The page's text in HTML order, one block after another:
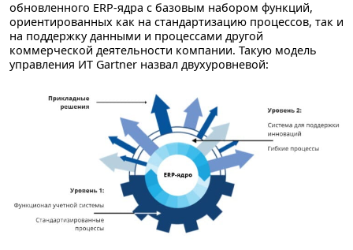
обновленного ERP-ядра с базовым набором функций,
ориентированных как на стандартизацию процессов, так и
на поддержку данными и процессами другой
коммерческой деятельности компании. Такую модель
управления ИТ Gartner назвал двухуровневой: